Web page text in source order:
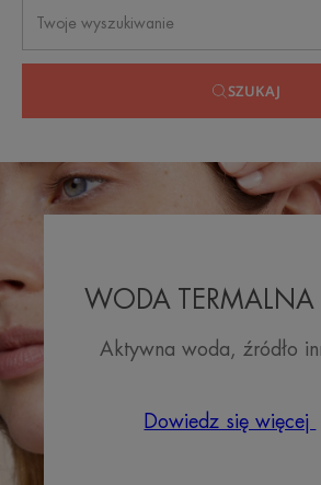
SZUKAJ
WODA TERMALNA
Aktywna woda, źródło
Dowiedz się więcej